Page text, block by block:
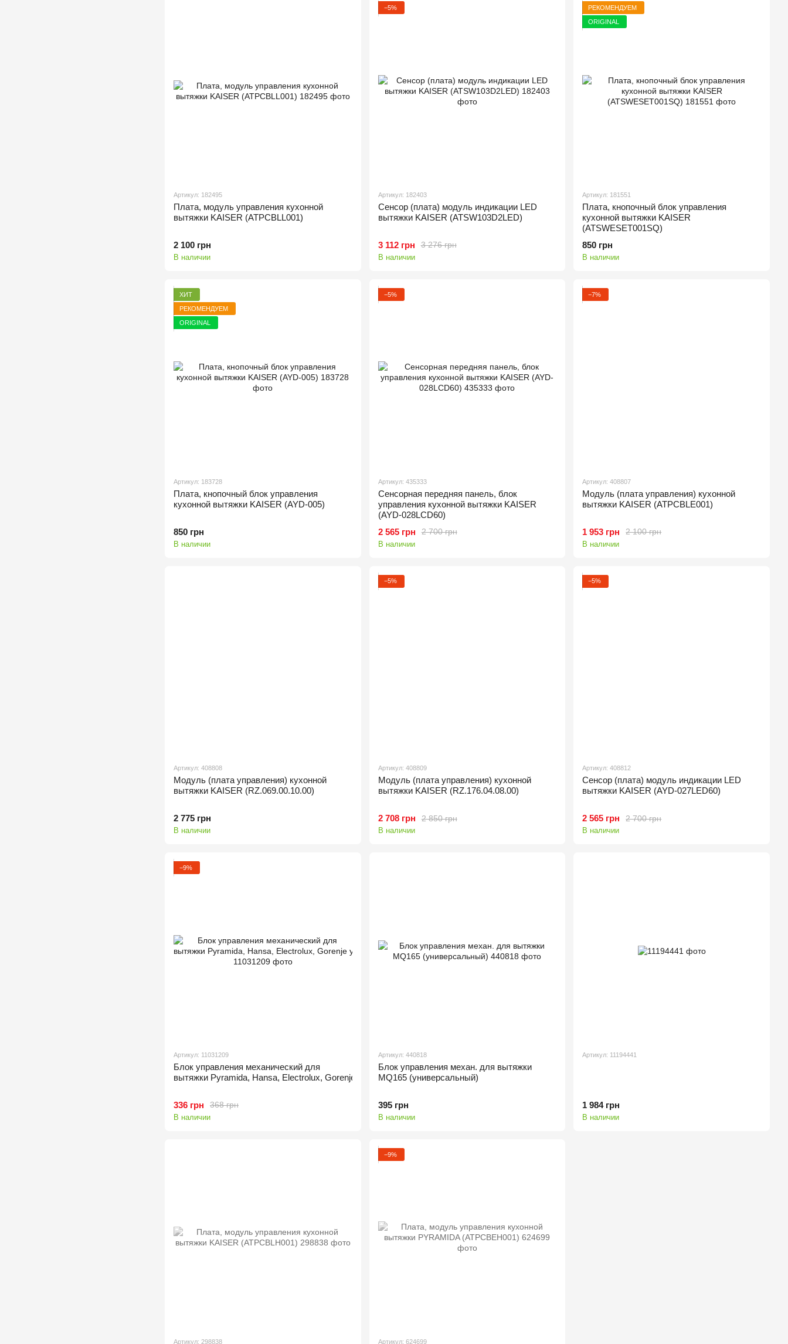
Артикул: 182495
Плата, модуль управления кухонной
вытяжки KAISER (ATPCBLL001)
2 100 грн
В наличии
−5%
Артикул: 182403
Сенсор (плата) модуль индикации LED
вытяжки KAISER (ATSW103D2LED)
3 276 грн
3 112 грн
В наличии
РЕКОМЕНДУЕМ
ORIGINAL
Артикул: 181551
Плата, кнопочный блок управления
кухонной вытяжки KAISER
(ATSWESET001SQ)
850 грн
В наличии
ХИТ
РЕКОМЕНДУЕМ
ORIGINAL
Артикул: 183728
Плата, кнопочный блок управления
кухонной вытяжки KAISER (AYD-005)
850 грн
В наличии
−5%
Артикул: 435333
Сенсорная передняя панель, блок
управления кухонной вытяжки KAISER
(AYD-028LCD60)
2 700 грн
2 565 грн
В наличии
−7%
Артикул: 408807
Модуль (плата управления) кухонной
вытяжки KAISER (ATPCBLE001)
2 100 грн
1 953 грн
В наличии
Артикул: 408808
Модуль (плата управления) кухонной
вытяжки KAISER (RZ.069.00.10.00)
2 775 грн
В наличии
−5%
Артикул: 408809
Модуль (плата управления) кухонной
вытяжки KAISER (RZ.176.04.08.00)
2 850 грн
2 708 грн
В наличии
−5%
Артикул: 408812
Сенсор (плата) модуль индикации LED
вытяжки KAISER (AYD-027LED60)
2 700 грн
2 565 грн
В наличии
−9%
Артикул: 11031209
Блок управления механический для
вытяжки Pyramida, Hansa, Electrolux, Gorenje универсальный.
368 грн
336 грн
В наличии
Артикул: 440818
Блок управления механ. для вытяжки
MQ165 (универсальный)
395 грн
В наличии
Артикул: 11194441
1 984 грн
В наличии
Артикул: 298838
−9%
Артикул: 624699